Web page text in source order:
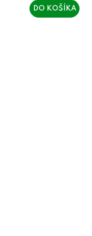
DO KOŠÍKA